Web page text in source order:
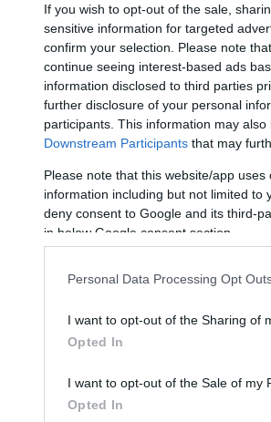
If you wish to opt-out of the sale,
sensitive information for targeted
confirm your selection. Please note
continue seeing interest-based ads
information disclosed to third parties
further disclosure of your personal
participants. This information may
Downstream Participants that may
Please note that this website/app
information including but not limited to
deny consent to Google and its third-
in below Google consent section.
Personal Data Processing Opt
I want to opt-out of the Sharing of
Opted In
I want to opt-out of the Sale of my
Opted In
Υποβολή
. Το site προστατεύεται από reCAPTCHA,
ΑΓΓΕΛΙΚΗ ΛΑΜΠΡΗ
Share: